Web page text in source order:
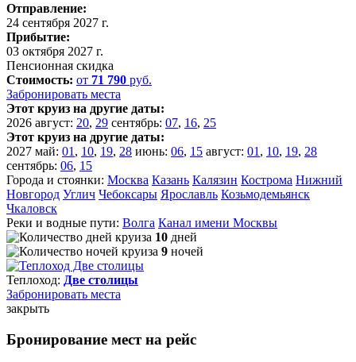
Отправление:
24 сентября 2027 г.
Прибытие:
03 октября 2027 г.
Пенсионная скидка
Стоимость: от 71 790 руб.
Забронировать места
Этот круиз на другие даты:
2026 август: 20, 29 сентябрь: 07, 16, 25
Этот круиз на другие даты:
2027 май: 01 , 10, 19, 28 июнь: 06, 15 август: 01 , 10, 19, 28
сентябрь: 06, 15
Города и стоянки: Москва Казань Калязин Кострома Нижний
Новгород Углич Чебоксары Ярославль Козьмодемьянск
Чкаловск
Реки и водные пути: Волга Канал имени Москвы
10 дней
9 ночей
Теплоход: Две столицы
Забронировать места
закрыть
Бронирование мест на рейс